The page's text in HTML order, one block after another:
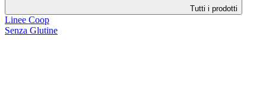
Tutti i prodotti
Linee Coop
Senza Glutine